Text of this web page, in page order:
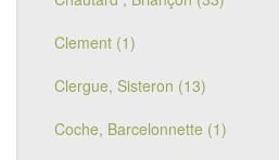
Clement (1)
Clergue, Sisteron (13)
Coche, Barcelonnette (1)